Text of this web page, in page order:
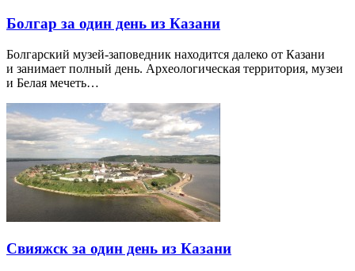
Болгар за один день из Казани
Болгарский музей-заповедник находится далеко от Казани
и занимает полный день. Археологическая территория, музеи
и Белая мечеть…
Свияжск за один день из Казани